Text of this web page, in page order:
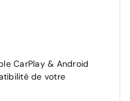
sans contact
manuel en hauteur
CarPlay & Android
de votre